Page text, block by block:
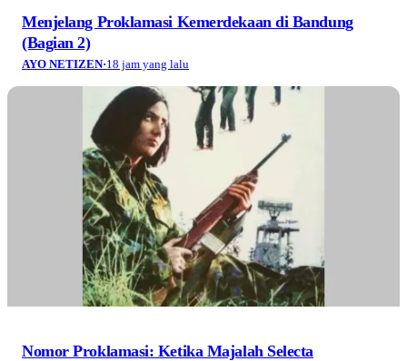
Menjelang Proklamasi Kemerdekaan di Bandung
(Bagian 2)
AYO NETIZEN·18 jam yang lalu
Nomor Proklamasi: Ketika Majalah Selecta